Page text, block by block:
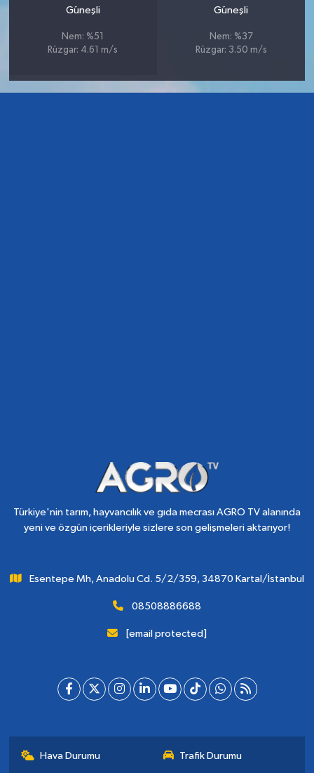
Güneşli
Nem: %51
Rüzgar: 4.61 m/s
Güneşli
Nem: %37
Rüzgar: 3.50 m/s
Türkiye'nin tarım, hayvancılık ve gıda mecrası AGRO TV alanında
yeni ve özgün içerikleriyle sizlere son gelişmeleri aktarıyor!
Esentepe Mh, Anadolu Cd. 5/2/359, 34870 Kartal/İstanbul
08508886688
[email protected]
Hava Durumu Trafik Durumu